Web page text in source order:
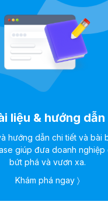
liệu & hướng dẫn
hướng dẫn chi tiết và bài
giúp đưa doanh nghiệp
bứt phá và vươn xa.
Khám phá ngay 〉